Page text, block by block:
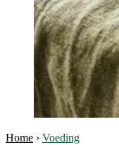
Home › Voeding